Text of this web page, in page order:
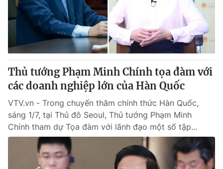
Thủ tướng Phạm Minh Chính tọa đàm với
các doanh nghiệp lớn của Hàn Quốc
VTV.vn - Trong chuyến thăm chính thức Hàn Quốc,
sáng 1/7, tại Thủ đô Seoul, Thủ tướng Phạm Minh
Chính tham dự Tọa đàm với lãnh đạo một số tập...